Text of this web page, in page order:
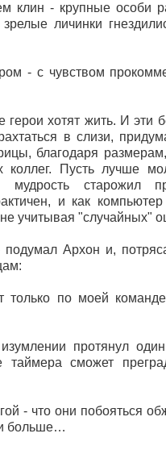
клин - крупные особи
личинки
- с чувством
хотят жить. И эти
в слизи,
благодаря
Пусть лучше
мудрость старожил
и как
учитывая "случайных"
Архон и,
только по моей
протянул
таймера сможет
- что они побояться
и больше…